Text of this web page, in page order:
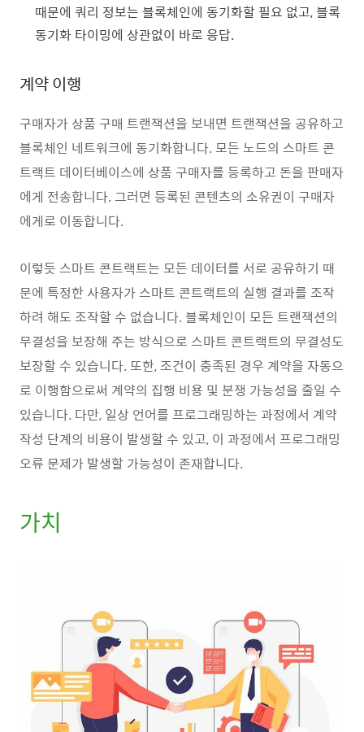
때문에 쿼리 정보는 블록체인에 동기화할 필요 없고, 블록
동기화 타이밍에 상관없이 바로 응답.
계약 이행
구매자가 상품 구매 트랜잭션을 보내면 트랜잭션을 공유하고
블록체인 네트워크에 동기화합니다. 모든 노드의 스마트 콘
트랙트 데이터베이스에 상품 구매자를 등록하고 돈을 판매자
에게 전송합니다. 그러면 등록된 콘텐츠의 소유권이 구매자
에게로 이동합니다.
이렇듯 스마트 콘트랙트는 모든 데이터를 서로 공유하기 때
문에 특정한 사용자가 스마트 콘트랙트의 실행 결과를 조작
하려 해도 조작할 수 없습니다. 블록체인이 모든 트랜잭션의
무결성을 보장해 주는 방식으로 스마트 콘트랙트의 무결성도
보장할 수 있습니다. 또한, 조건이 충족된 경우 계약을 자동으
로 이행함으로써 계약의 집행 비용 및 분쟁 가능성을 줄일 수
있습니다. 다만, 일상 언어를 프로그래밍하는 과정에서 계약
작성 단계의 비용이 발생할 수 있고, 이 과정에서 프로그래밍
오류 문제가 발생할 가능성이 존재합니다.
가치